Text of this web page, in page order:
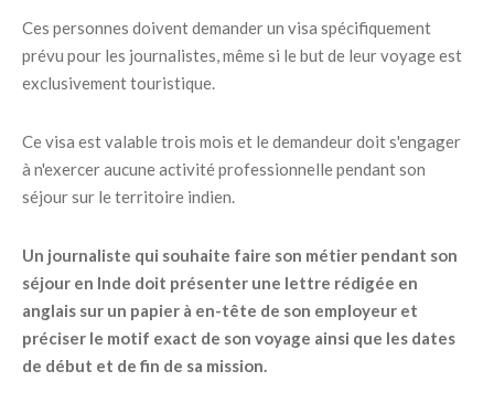
Ces personnes doivent demander un visa spécifiquement
prévu pour les journalistes, même si le but de leur voyage est
exclusivement touristique.
Ce visa est valable trois mois et le demandeur doit s'engager
à n'exercer aucune activité professionnelle pendant son
séjour sur le territoire indien.
Un journaliste qui souhaite faire son métier pendant son
séjour en Inde doit présenter une lettre rédigée en
anglais sur un papier à en-tête de son employeur et
préciser le motif exact de son voyage ainsi que les dates
de début et de fin de sa mission.